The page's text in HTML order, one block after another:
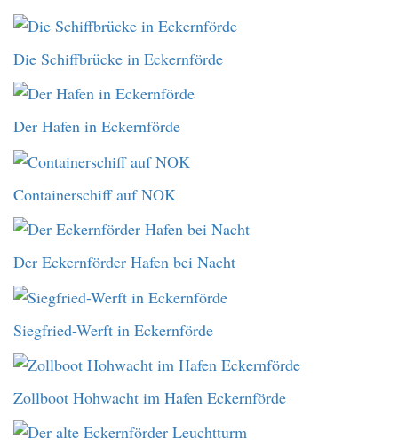
Die Schiffbrücke in Eckernförde
Der Hafen in Eckernförde
Containerschiff auf NOK
Der Eckernförder Hafen bei Nacht
Siegfried-Werft in Eckernförde
Zollboot Hohwacht im Hafen Eckernförde